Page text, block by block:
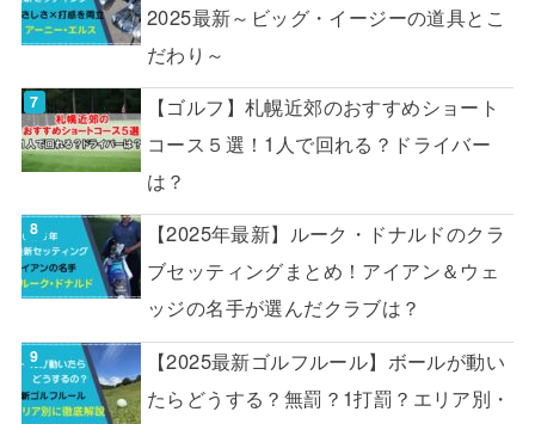
2025最新～ビッグ・イージーの道具とこ
だわり～
【ゴルフ】札幌近郊のおすすめショート
コース５選！1人で回れる？ドライバー
は？
【2025年最新】ルーク・ドナルドのクラ
ブセッティングまとめ！アイアン＆ウェ
ッジの名手が選んだクラブは？
【2025最新ゴルフルール】ボールが動い
たらどうする？無罰？1打罰？エリア別・